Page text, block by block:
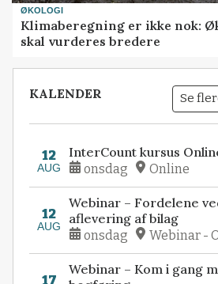
ØKOLOGI
Klimaberegning er ikke nok:
skal vurderes bredere
KALENDER Se
12
AUG
InterCount kursus
onsdag Online
12
AUG
Webinar – Fordelene
aflevering af bilag
onsdag Webinar -
17
Webinar – Kom i gang